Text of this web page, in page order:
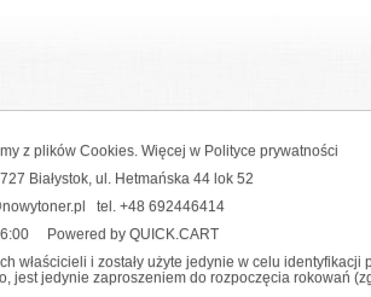
z plików Cookies. Więcej w Polityce prywatności
Białystok, ul. Hetmańska 44 lok 52
tel. +48 692446414
Powered by QUICK.CART
właścicieli i zostały użyte jedynie w celu identyfikacji
jedynie zaproszeniem do rozpoczęcia rokowań